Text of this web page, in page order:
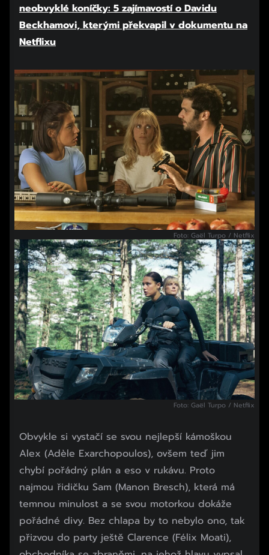
neobvyklé koníčky: 5 zajímavostí o Davidu
Beckhamovi, kterými překvapil v dokumentu na
Netflixu
Foto: Gaël Turpo / Netflix
Foto: Gaël Turpo / Netflix
Obvykle si vystačí se svou nejlepší kámoškou
Alex (Adèle Exarchopoulos), ovšem teď jim
chybí pořádný plán a eso v rukávu. Proto
najmou řidičku Sam (Manon Bresch), která má
temnou minulost a se svou motorkou dokáže
pořádné divy. Bez chlapa by to nebylo ono, tak
přizvou do party ještě Clarence (Félix Moati),